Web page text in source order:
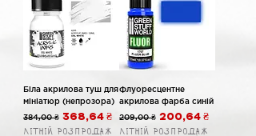
Біла акрилова туш для
мініатюр (непрозора)
Звичайна ціна
384,00 ₴ За розпродажем
368,64 ₴
Літній розпродаж
Флуоресцентне
акрилова фарба синій
Звичайна ціна
209,00 ₴ За розпродажем
200,64 ₴
Літній розпродаж